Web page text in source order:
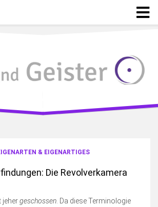
Gegenwart
Gehört
& EIGENARTIGES
Die Revolverkamera
jehergeschossen . Da diese Terminologie